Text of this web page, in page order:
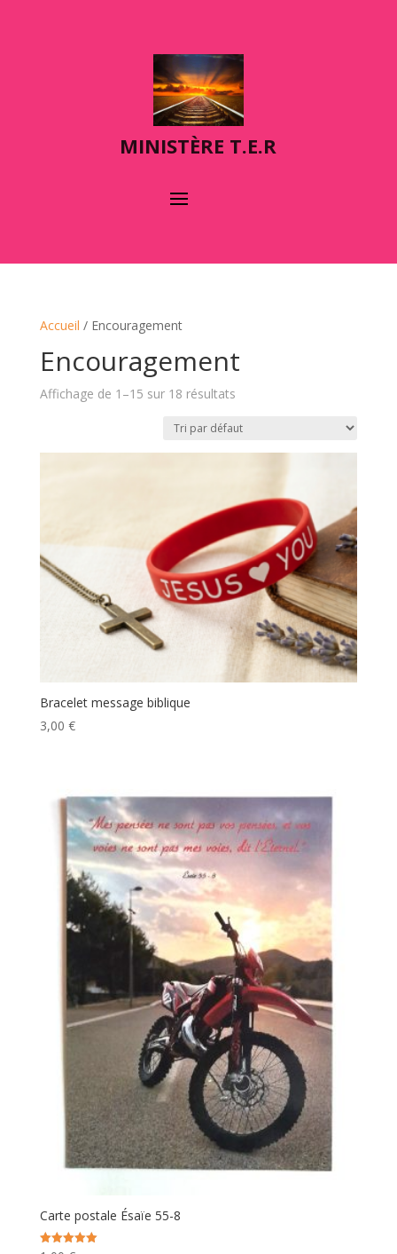
MINISTÈRE T.E.R
Accueil / Encouragement
Encouragement
Affichage de 1–15 sur 18 résultats
Bracelet message biblique
3,00 €
Carte postale Ésaïe 55-8